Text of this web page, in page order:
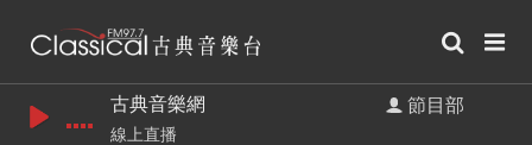
古典音樂網 節目部
線上直播